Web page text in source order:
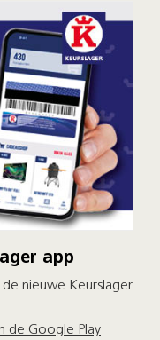
app
nieuwe Keurslager
de Google Play